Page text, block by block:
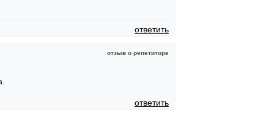
ответить
отзыв о репетиторе
ответить